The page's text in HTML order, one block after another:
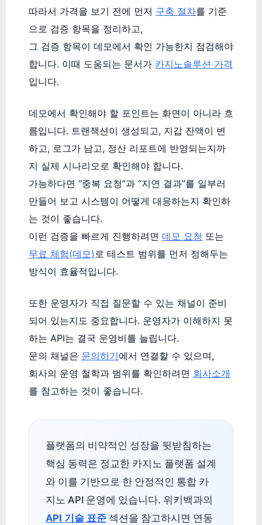
따라서 가격을 보기 전에 먼저 구축 절차를 기준
으로 검증 항목을 정리하고,
그 검증 항목이 데모에서 확인 가능한지 점검해야
합니다. 이때 도움되는 문서가 카지노솔루션 가격
입니다.
데모에서 확인해야 할 포인트는 화면이 아니라 흐
름입니다. 트랜잭션이 생성되고, 지갑 잔액이 변
하고, 로그가 남고, 정산 리포트에 반영되는지까
지 실제 시나리오로 확인해야 합니다.
가능하다면 “중복 요청”과 “지연 결과”를 일부러
만들어 보고 시스템이 어떻게 대응하는지 확인하
는 것이 좋습니다.
이런 검증을 빠르게 진행하려면 데모 요청 또는
무료 체험(데모) 로 테스트 범위를 먼저 정해두는
방식이 효율적입니다.
또한 운영자가 직접 질문할 수 있는 채널이 준비
되어 있는지도 중요합니다. 운영자가 이해하지 못
하는 API는 결국 운영비를 늘립니다.
문의 채널은 문의하기에서 연결할 수 있으며,
회사의 운영 철학과 범위를 확인하려면 회사소개
를 참고하는 것이 좋습니다.
플랫폼의 비약적인 성장을 뒷받침하는
핵심 동력은 정교한 카지노 플랫폼 설계
와 이를 기반으로 한 안정적인 통합 카
지노 API 운영에 있습니다. 위키백과의
API 기술 표준 섹션을 참고하시면 연동